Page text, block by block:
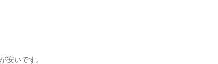
安いです。